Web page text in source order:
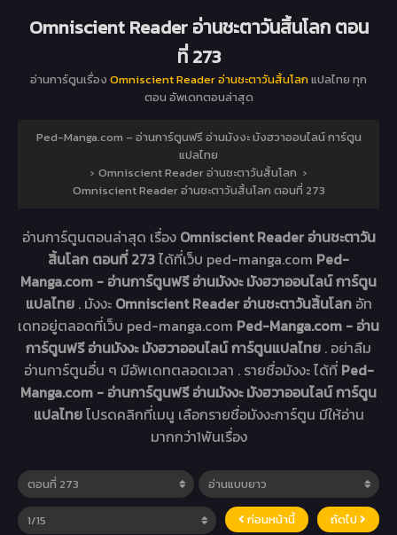
Omniscient Reader อ่านชะตาวันสิ้นโลก ตอน
ที่ 273
อ่านการ์ตูนเรื่อง Omniscient Reader อ่านชะตาวันสิ้นโลกแปลไทย ทุก
ตอน อัพเดทตอนล่าสุด
Ped-Manga.com – อ่านการ์ตูนฟรี อ่านมังงะ มังฮวาออนไลน์ การ์ตูน
แปลไทย
› Omniscient Reader อ่านชะตาวันสิ้นโลก ›
Omniscient Reader อ่านชะตาวันสิ้นโลก ตอนที่ 273
อ่านการ์ตูนตอนล่าสุด เรื่อง Omniscient Reader อ่านชะตาวัน
สิ้นโลก ตอนที่ 273ได้ที่เว็บ ped-manga.com Ped-
Manga.com - อ่านการ์ตูนฟรี อ่านมังงะ มังฮวาออนไลน์ การ์ตูน
แปลไทย . มังงะ Omniscient Reader อ่านชะตาวันสิ้นโลก อัท
เดทอยู่ตลอดที่เว็บ ped-manga.com Ped-Manga.com - อ่าน
การ์ตูนฟรี อ่านมังงะ มังฮวาออนไลน์ การ์ตูนแปลไทย . อย่าลืม
อ่านการ์ตูนอื่น ๆ มีอัพเดทตลอดเวลา . รายชื่อมังงะ ได้ที่ Ped-
Manga.com - อ่านการ์ตูนฟรี อ่านมังงะ มังฮวาออนไลน์ การ์ตูน
แปลไทยโปรดคลิกที่เมนู เลือกรายชื่อมังงะการ์ตูน มีให้อ่าน
มากกว่า1พันเรื่อง
ก่อนหน้านี้ ถัดไป